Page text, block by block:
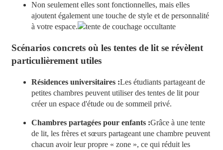
Non seulement elles sont fonctionnelles, mais elles
ajoutent également une touche de style et de personnalité
à votre espace.
Scénarios concrets où les tentes de lit se révèlent
particulièrement utiles
Résidences universitaires :Les étudiants partageant de
petites chambres peuvent utiliser des tentes de lit pour
créer un espace d'étude ou de sommeil privé.
Chambres partagées pour enfants :Grâce à une tente
de lit, les frères et sœurs partageant une chambre peuvent
chacun avoir leur propre « zone », ce qui réduit les